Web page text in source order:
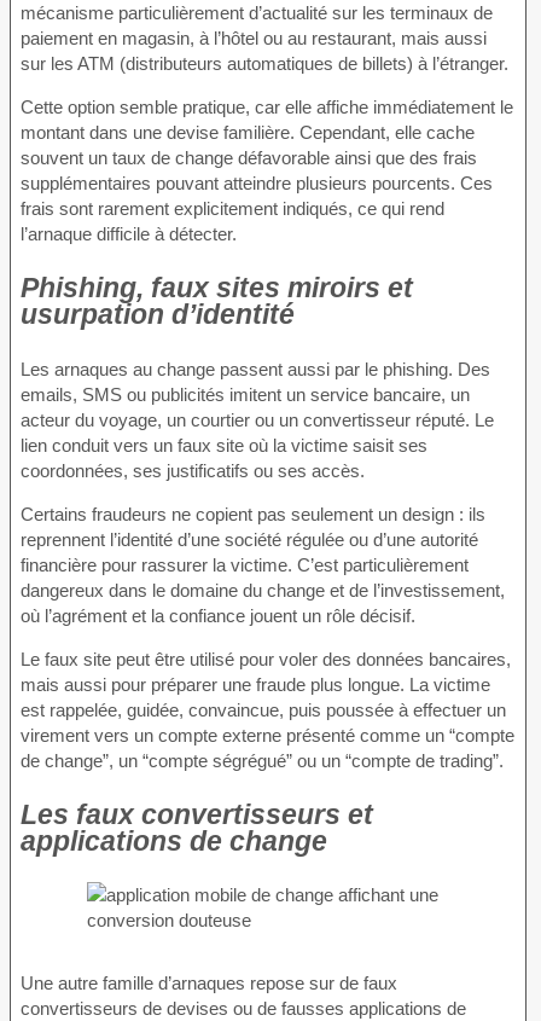
mécanisme particulièrement d’actualité sur les terminaux de
paiement en magasin, à l’hôtel ou au restaurant, mais aussi
sur les ATM (distributeurs automatiques de billets) à l’étranger.
Cette option semble pratique, car elle affiche immédiatement le
montant dans une devise familière. Cependant, elle cache
souvent un taux de change défavorable ainsi que des frais
supplémentaires pouvant atteindre plusieurs pourcents. Ces
frais sont rarement explicitement indiqués, ce qui rend
l’arnaque difficile à détecter.
Phishing, faux sites miroirs et
usurpation d’identité
Les arnaques au change passent aussi par le phishing. Des
emails, SMS ou publicités imitent un service bancaire, un
acteur du voyage, un courtier ou un convertisseur réputé. Le
lien conduit vers un faux site où la victime saisit ses
coordonnées, ses justificatifs ou ses accès.
Certains fraudeurs ne copient pas seulement un design : ils
reprennent l’identité d’une société régulée ou d’une autorité
financière pour rassurer la victime. C’est particulièrement
dangereux dans le domaine du change et de l’investissement,
où l’agrément et la confiance jouent un rôle décisif.
Le faux site peut être utilisé pour voler des données bancaires,
mais aussi pour préparer une fraude plus longue. La victime
est rappelée, guidée, convaincue, puis poussée à effectuer un
virement vers un compte externe présenté comme un “compte
de change”, un “compte ségrégué” ou un “compte de trading”.
Les faux convertisseurs et
applications de change
Une autre famille d’arnaques repose sur de faux
convertisseurs de devises ou de fausses applications de